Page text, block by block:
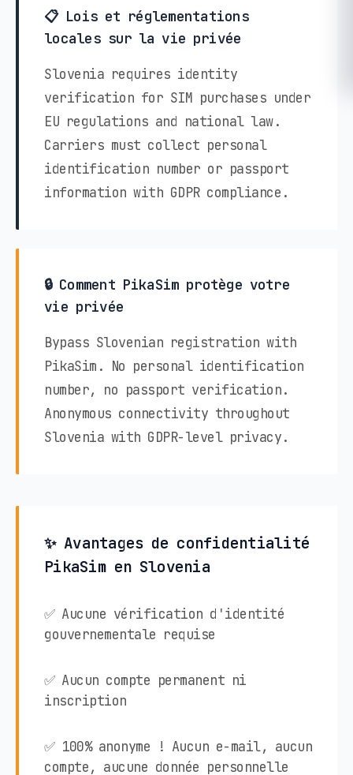
📋 Lois et réglementations
locales sur la vie privée
Slovenia requires identity
verification for SIM purchases under
EU regulations and national law.
Carriers must collect personal
identification number or passport
information with GDPR compliance.
🔒 Comment PikaSim protège votre
vie privée
Bypass Slovenian registration with
PikaSim. No personal identification
number, no passport verification.
Anonymous connectivity throughout
Slovenia with GDPR-level privacy.
✨ Avantages de confidentialité
PikaSim en Slovenia
✅ Aucune vérification d'identité
gouvernementale requise
✅ Aucun compte permanent ni
inscription
✅ 100% anonyme ! Aucun e-mail, aucun
compte, aucune donnée personnelle